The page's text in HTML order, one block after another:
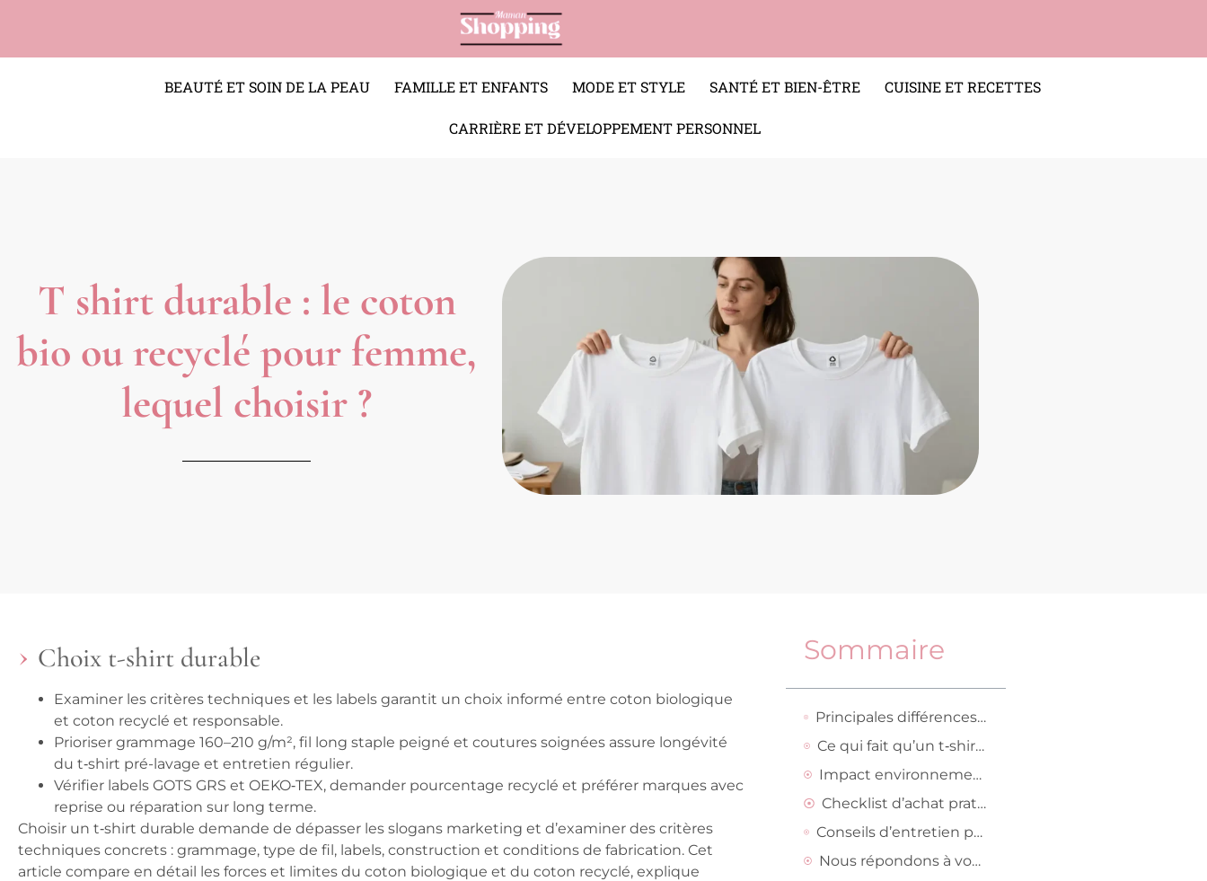
BEAUTÉ ET SOIN DE LA PEAU FAMILLE ET ENFANTS MODE ET STYLE SANTÉ ET BIEN-ÊTRE CUISINE ET RECETTES
CARRIÈRE ET DÉVELOPPEMENT PERSONNEL
T shirt durable : le coton
bio ou recyclé pour femme,
lequel choisir ?
Choix t-shirt durable
Examiner les critères techniques et les labels garantit un choix informé entre coton biologique
et coton recyclé et responsable.
Prioriser grammage 160–210 g/m², fil long staple peigné et coutures soignées assure longévité
du t‑shirt pré-lavage et entretien régulier.
Vérifier labels GOTS GRS et OEKO‑TEX, demander pourcentage recyclé et préférer marques avec
reprise ou réparation sur long terme.
Choisir un t‑shirt durable demande de dépasser les slogans marketing et d’examiner des critères
techniques concrets : grammage, type de fil, labels, construction et conditions de fabrication. Cet
article compare en détail les forces et limites du coton biologique et du coton recyclé, explique
Sommaire
Principales différences techniques et environnementales
Ce qui fait qu’un t‑shirt tient dans le temps
Impact environnemental résumé
Checklist d’achat pratique
Conseils d’entretien pour prolonger la durée de vie
Nous répondons à vos questions